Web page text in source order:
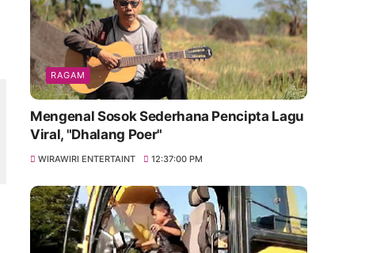
RAGAM
Mengenal Sosok Sederhana Pencipta Lagu
Viral, "Dhalang Poer"
WIRAWIRI ENTERTAINT 12:37:00 PM